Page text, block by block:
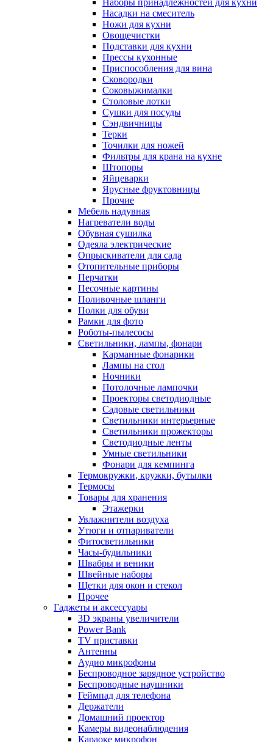
Наборы принадлежностей для кухни
Насадки на смеситель
Ножи для кухни
Овощечистки
Подставки для кухни
Прессы кухонные
Приспособления для вина
Сковородки
Соковыжималки
Столовые лотки
Сушки для посуды
Сэндвичницы
Терки
Точилки для ножей
Фильтры для крана на кухне
Штопоры
Яйцеварки
Ярусные фруктовницы
Прочие
Мебель надувная
Нагреватели воды
Обувная сушилка
Одеяла электрические
Опрыскиватели для сада
Отопительные приборы
Перчатки
Песочные картины
Поливочные шланги
Полки для обуви
Рамки для фото
Роботы-пылесосы
Светильники, лампы, фонари
Карманные фонарики
Лампы на стол
Ночники
Потолочные лампочки
Проекторы светодиодные
Садовые светильники
Светильники интерьерные
Светильники прожекторы
Светодиодные ленты
Умные светильники
Фонари для кемпинга
Термокружки, кружки, бутылки
Термосы
Товары для хранения
Этажерки
Увлажнители воздуха
Утюги и отпариватели
Фитосветильники
Часы-будильники
Швабры и веники
Швейные наборы
Щетки для окон и стекол
Прочее
Гаджеты и аксессуары
3D экраны увеличители
Power Bank
TV приставки
Антенны
Аудио микрофоны
Беспроводное зарядное устройство
Беспроводные наушники
Геймпад для телефона
Держатели
Домашний проектор
Камеры видеонаблюдения
Караоке микрофон